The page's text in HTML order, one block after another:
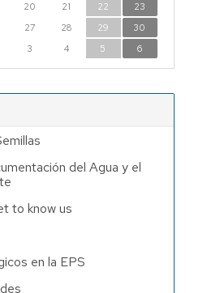
20 21 22
23
27 28 29
30
3 4 5 6
del Agua y el
to know us
en la EPS